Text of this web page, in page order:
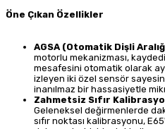
Öne Çıkan Özellikler
AGSA (Otomatik Dişli
motorlu mekanizması,
mesafesini otomatik olarak
izleyen iki özel sensör
inanılmaz bir hassasiyetle
Zahmetsiz Sıfır
Geleneksel değirmenlerde
sıfır noktası kalibrasyonu,